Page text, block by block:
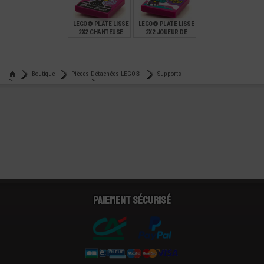
0,59
LEGO® PLATE LISSE
2X2 CHANTEUSE
LEGO® PLATE LISSE
2X2 JOUEUR DE
Boutique
Pièces Détachées LEGO®
Supports
Supports Briques - Plats
Lego® brique support 1x1 - 4 tenons creux
Paiement sécurisé